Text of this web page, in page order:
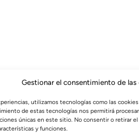
Gestionar el consentimiento de las
utilizamos tecnologías como las
de estas tecnologías nos permitirá
únicas en este sitio. No consentir o retirar
y funciones.